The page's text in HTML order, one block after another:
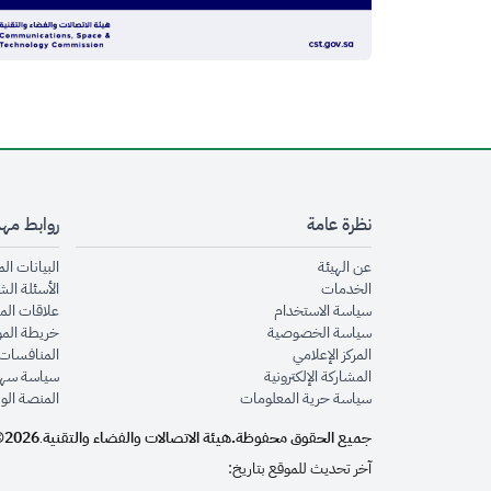
نظرة عامة
عن الهيئةopens in new window
الخدماتopens in new window
سياسة الاستخدامopens in new window
سياسة الخصوصيةopens in new window
المركز الإعلاميopens in new window
المشاركة الإلكترونيةopens in new window
سياسة حرية المعلوماتopens in new window
روابط
البيانات
الأسئلة
علاقات
خريطة
سياسة
المنصة
جميع الحقوق محفوظة.هيئة الاتصالات والفضاء والتقنية.
2026©
آخر تحديث للموقع بتاريخ: